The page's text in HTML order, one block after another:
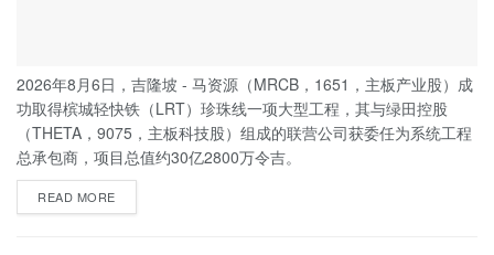
2026年8月6日，吉隆坡 - 马资源（MRCB，1651，主板产业股）成
功取得槟城轻快铁（LRT）珍珠线一项大型工程，其与绿田控股
（THETA，9075，主板科技股）组成的联营公司获委任为系统工程
总承包商，项目总值约30亿2800万令吉。
READ MORE